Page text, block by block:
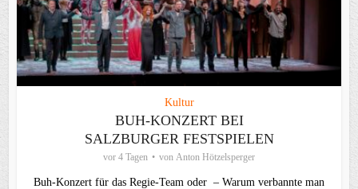
Kultur
BUH-KONZERT BEI
SALZBURGER FESTSPIELEN
vor 4 Tagen von Anton Hötzelsperger
Buh-Konzert für das Regie-Team oder – Warum verbannte man